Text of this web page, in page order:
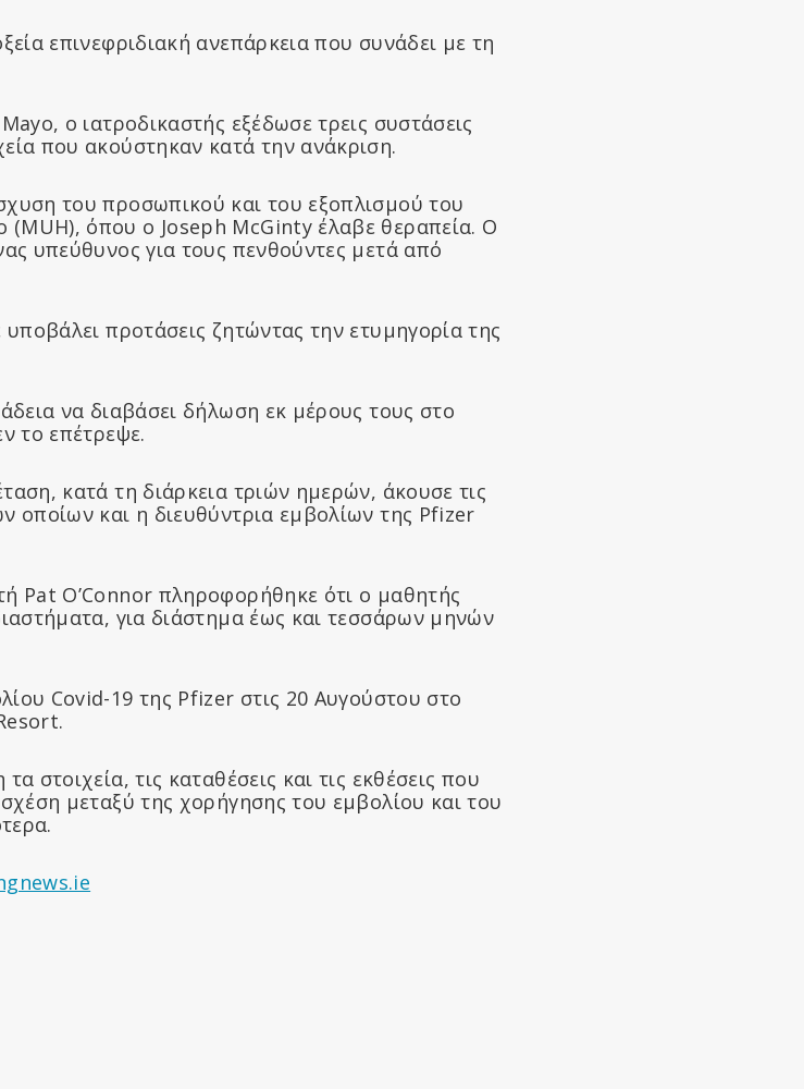
επινεφριδιακή ανεπάρκεια που συνάδει με τη
ο ιατροδικαστής εξέδωσε τρεις συστάσεις
που ακούστηκαν κατά την ανάκριση.
του προσωπικού και του εξοπλισμού του
(MUH), όπου ο Joseph McGinty έλαβε θεραπεία. Ο
υπεύθυνος για τους πενθούντες μετά από
προτάσεις ζητώντας την ετυμηγορία της
να διαβάσει δήλωση εκ μέρους τους στο
το επέτρεψε.
κατά τη διάρκεια τριών ημερών, άκουσε τις
οποίων και η διευθύντρια εμβολίων της Pfizer
Pat O’Connor πληροφορήθηκε ότι ο μαθητής
για διάστημα έως και τεσσάρων μηνών
Covid-19 της Pfizer στις 20 Αυγούστου στο
στοιχεία, τις καταθέσεις και τις εκθέσεις που
μεταξύ της χορήγησης του εμβολίου και του